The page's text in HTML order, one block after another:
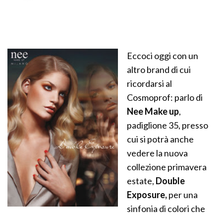
Eccoci oggi con un
altro brand di cui
ricordarsi al
Cosmoprof: parlo di
Nee Make up,
padiglione 35, presso
cui si potrà anche
vedere la nuova
collezione primavera
estate, Double
Exposure,per una
sinfonia di colori che